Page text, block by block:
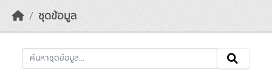
ชุดข้อมูล